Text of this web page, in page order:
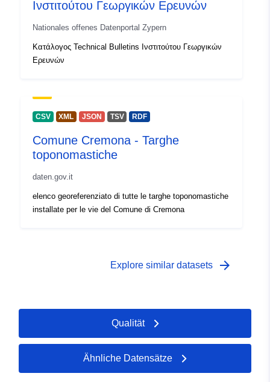
Ινστιτούτου Γεωργικών Ερευνών
Nationales offenes Datenportal Zypern
Κατάλογος Technical Bulletins Ινστιτούτου Γεωργικών
Ερευνών
CSV XML JSON TSV RDF
Comune Cremona - Targhe
toponomastiche
daten.gov.it
elenco georeferenziato di tutte le targhe toponomastiche
installate per le vie del Comune di Cremona
Explore similar datasets arrow_forward
Qualität
Ähnliche Datensätze